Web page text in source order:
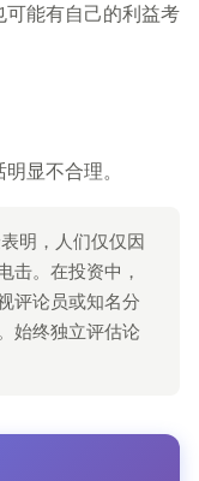
能有自己的利益考
显不合理。
明，人们仅仅因
击。在投资中，
评论员或知名分
始终独立评估论